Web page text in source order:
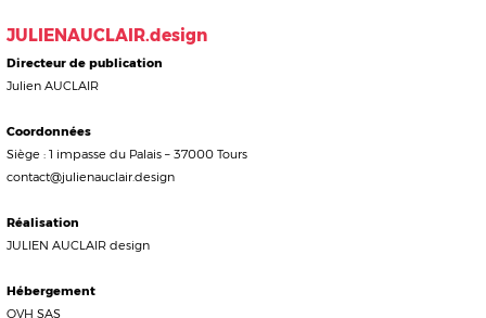
Coordonnées
contact@julienauclair.design
Hébergement
2 rue Kellermann 59100 Roubaix